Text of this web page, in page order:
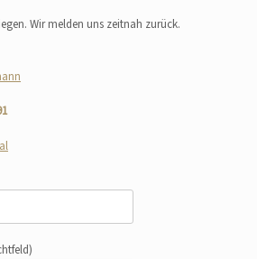
Wir melden uns zeitnah zurück.